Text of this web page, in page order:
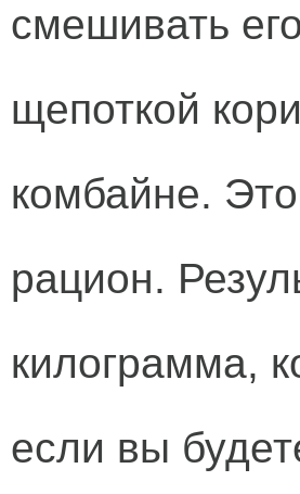
смешивать
щепоткой
комбайне.
рацион.
килограмма,
если вы